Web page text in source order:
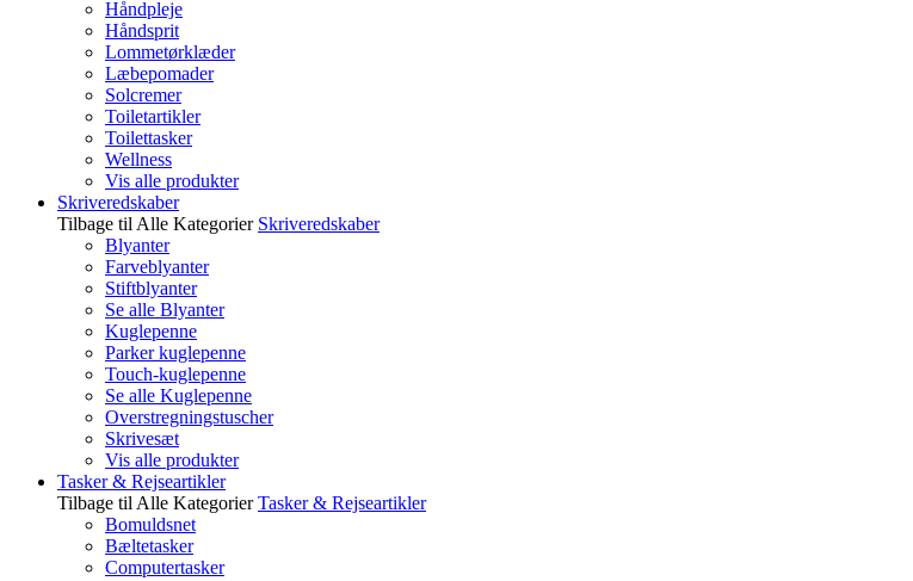
Håndpleje
Håndsprit
Lommetørklæder
Læbepomader
Solcremer
Toiletartikler
Toilettasker
Wellness
Vis alle produkter
Skriveredskaber
Tilbage til Alle Kategorier Skriveredskaber
Blyanter
Farveblyanter
Stiftblyanter
Se alle Blyanter
Kuglepenne
Parker kuglepenne
Touch-kuglepenne
Se alle Kuglepenne
Overstregningstuscher
Skrivesæt
Vis alle produkter
Tasker & Rejseartikler
Tilbage til Alle Kategorier Tasker & Rejseartikler
Bomuldsnet
Bæltetasker
Computertasker